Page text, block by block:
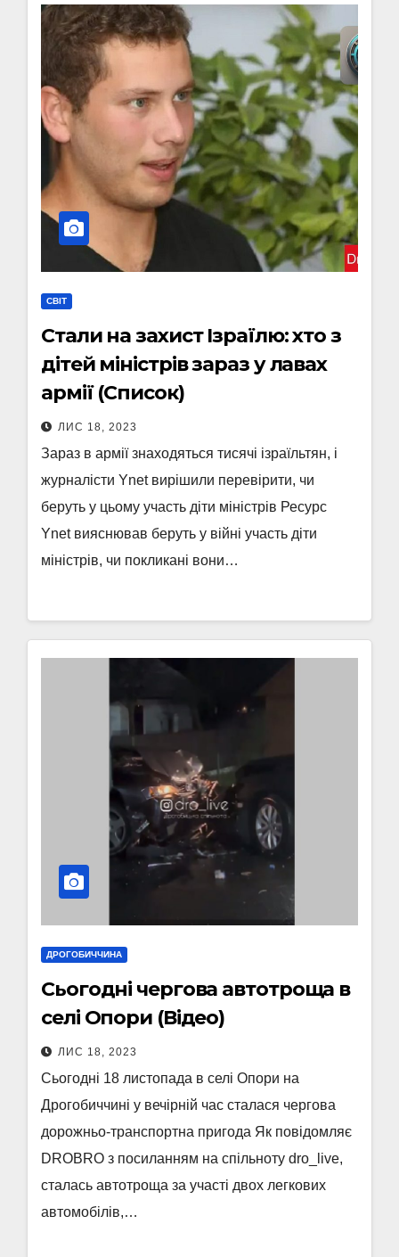
СВІТ
Стали на захист Ізраїлю: хто з
дітей міністрів зараз у лавах
армії (Список)
ЛИС 18, 2023
Зараз в армії знаходяться тисячі ізраїльтян, і
журналісти Ynet вирішили перевірити, чи
беруть у цьому участь діти міністрів Ресурс
Ynet вияснював беруть у війні участь діти
міністрів, чи покликані вони…
ДРОГОБИЧЧИНА
Сьогодні чергова автотроща в
селі Опори (Відео)
ЛИС 18, 2023
Сьогодні 18 листопада в селі Опори на
Дрогобиччині у вечірній час сталася чергова
дорожньо-транспортна пригода Як повідомляє
DROBRO з посиланням на спільноту dro_live,
сталась автотроща за участі двох легкових
автомобілів,…